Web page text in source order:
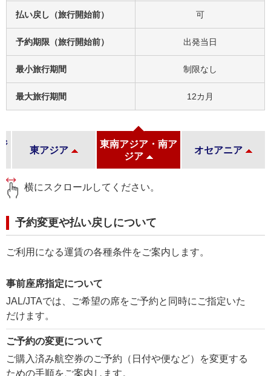
払い戻し（旅行開始前） 可
予約期限（旅行開始前） 出発当日
最小旅行期間 制限なし
最大旅行期間 12カ月
東アジア
東南アジア・南ア
ジア
オセアニア
横にスクロールしてください。
予約変更や払い戻しについて
ご利用になる運賃の各種条件をご案内します。
事前座席指定について
JAL/JTAでは、ご希望の席をご予約と同時にご指定いた
だけます。
ご予約の変更について
ご購入済み航空券のご予約（日付や便など）を変更する
ための手順をご案内します。